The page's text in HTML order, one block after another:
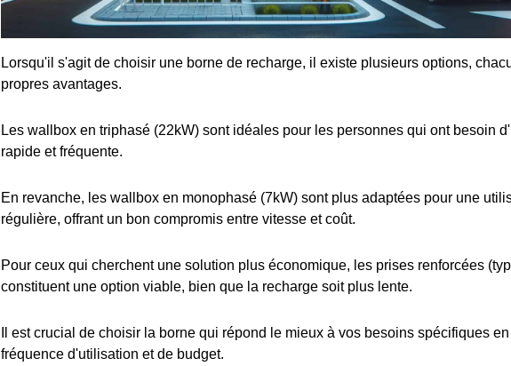
Lorsqu'il s'agit de choisir une borne de recharge, il existe plusieurs options,
propres avantages.
Les wallbox en triphasé (22kW) sont idéales pour les personnes qui ont besoin
rapide et fréquente.
En revanche, les wallbox en monophasé (7kW) sont plus adaptées pour une
régulière, offrant un bon compromis entre vitesse et coût.
Pour ceux qui cherchent une solution plus économique, les prises renforcées
constituent une option viable, bien que la recharge soit plus lente.
Il est crucial de choisir la borne qui répond le mieux à vos besoins spécifiques
fréquence d'utilisation et de budget.